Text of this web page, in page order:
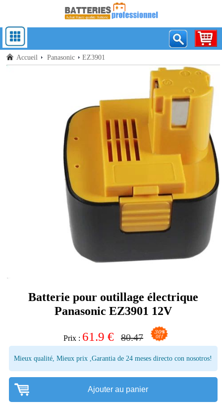
Accueil Panasonic EZ3901
Batterie pour outillage électrique
Panasonic EZ3901 12V
Prix : 61.9 € 80.47
Mieux qualité, Mieux prix ,Garantia de 24 meses directo con nosotros!
Ajouter au panier